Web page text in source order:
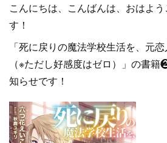
こんにちは、こんばんは、おはよ
す！
「死に戻りの魔法学校生活を、元
（※ただし好感度はゼロ）」の書
知らせです！